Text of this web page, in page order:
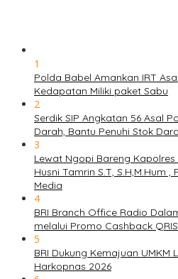
1
Polda Babel Amankan IRT
Kedapatan Miliki paket Sabu
2
Serdik SIP Angkatan 56 Asal
Darah, Bantu Penuhi Stok
3
Lewat Ngopi Bareng Kapolres
Husni Tamrin S.T, S.H,M.Hum
Media
4
BRI Branch Office Radio
melalui Promo Cashback
5
BRI Dukung Kemajuan UMKM
Harkopnas 2026